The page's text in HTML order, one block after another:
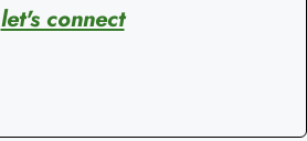
let's connect